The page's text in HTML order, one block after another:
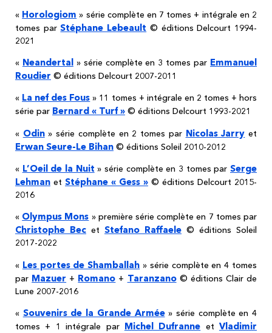
« Horologiom » série complète en 7 tomes + intégrale en 2
tomes parStéphane Lebeault © éditions Delcourt 1994-
2021
« Neandertal » série complète en 3 tomes par Emmanuel
Roudier © éditions Delcourt 2007-2011
« La nef des Fous » 11 tomes + intégrale en 2 tomes + hors
série par Bernard « Turf » © éditions Delcourt 1993-2021
« Odin» série complète en 2 tomes par Nicolas Jarry et
Erwan Seure-Le Bihan © éditions Soleil 2010-2012
« L’Oeil de la Nuit » série complète en 3 tomes parSerge
Lehman et Stéphane « Gess » © éditions Delcourt 2015-
2016
« Olympus Mons » première série complète en 7 tomes par
Christophe Bec et Stefano Raffaele © éditions Soleil
2017-2022
« Les portes de Shamballah » série complète en 4 tomes
par Mazuer + Romano + Taranzano© éditions Clair de
Lune 2007-2016
« Souvenirs de la Grande Armée» série complète en 4
tomes + 1 intégrale par Michel Dufranne et Vladimir